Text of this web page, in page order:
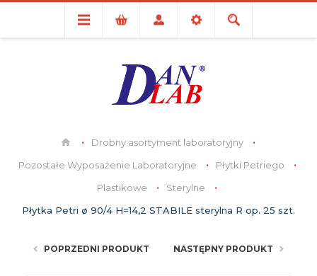
Drobny asortyment laboratoryjny
Pozostałe Wyposażenie Laboratoryjne
Płytki Petriego
Plastikowe
Sterylne
Płytka Petri ø 90/4 H=14,2 STABILE sterylna R op. 25 szt.
POPRZEDNI PRODUKT NASTĘPNY PRODUKT